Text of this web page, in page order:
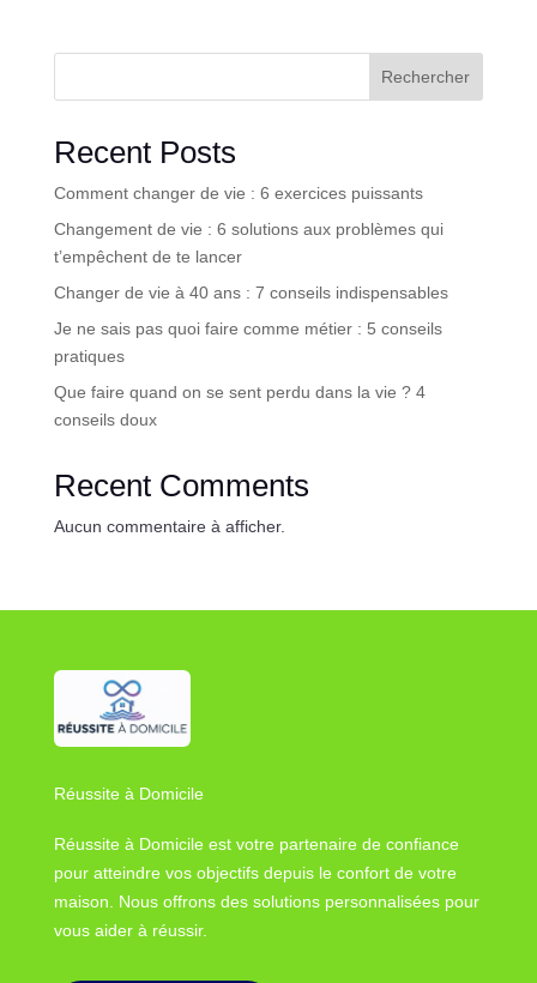
Rechercher
Recent Posts
Comment changer de vie : 6 exercices puissants
Changement de vie : 6 solutions aux problèmes qui
t’empêchent de te lancer
Changer de vie à 40 ans : 7 conseils indispensables
Je ne sais pas quoi faire comme métier : 5 conseils
pratiques
Que faire quand on se sent perdu dans la vie ? 4
conseils doux
Recent Comments
Aucun commentaire à afficher.
Réussite à Domicile
Réussite à Domicile est votre partenaire de confiance
pour atteindre vos objectifs depuis le confort de votre
maison. Nous offrons des solutions personnalisées pour
vous aider à réussir.